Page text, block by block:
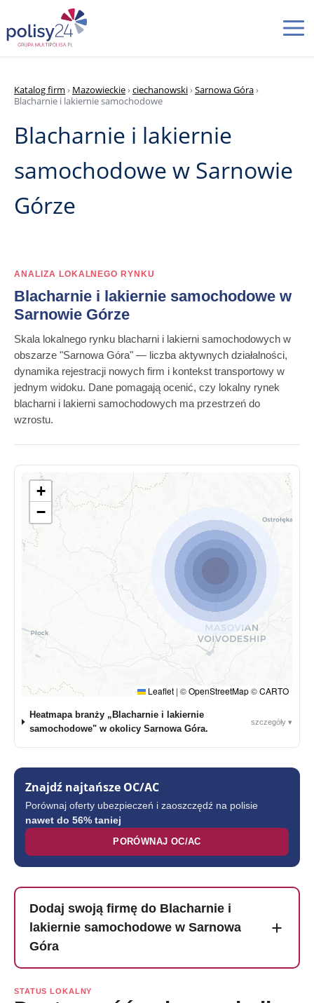
Katalog firm › Mazowieckie›ciechanowski›Sarnowa Góra›
Blacharnie i lakiernie samochodowe
Blacharnie i lakiernie
samochodowe w Sarnowie
Górze
ANALIZA LOKALNEGO RYNKU
Blacharnie i lakiernie samochodowe w
Sarnowie Górze
Skala lokalnego rynku blacharni i lakierni samochodowych w
obszarze "Sarnowa Góra" — liczba aktywnych działalności,
dynamika rejestracji nowych firm i kontekst transportowy w
jednym widoku. Dane pomagają ocenić, czy lokalny rynek
blacharni i lakierni samochodowych ma przestrzeń do
wzrostu.
+
−
Leaflet | ©OpenStreetMap©CARTO
Heatmapa branży „Blacharnie i lakiernie
samochodowe" w okolicy Sarnowa Góra.
szczegóły ▾
Znajdź najtańsze OC/AC
Porównaj oferty ubezpieczeń i zaoszczędź na polisie
nawet do 56% taniej
PORÓWNAJ OC/AC
Dodaj swoją firmę do Blacharnie i
lakiernie samochodowe w Sarnowa
Góra
STATUS LOKALNY